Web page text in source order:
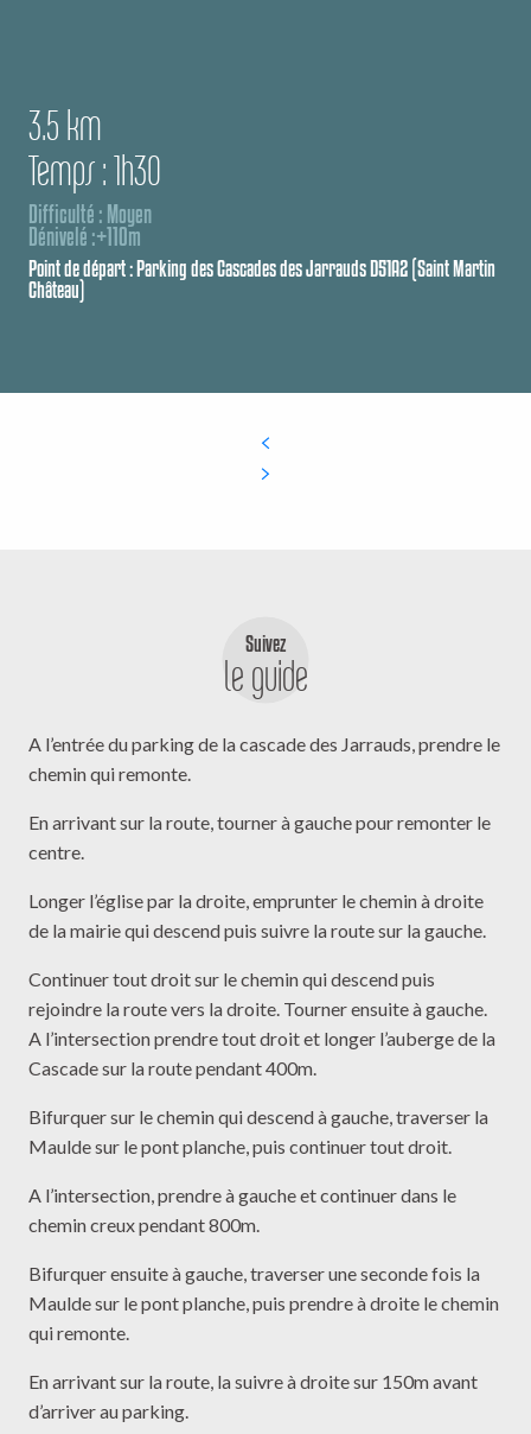
3.5 km
Temps : 1h30
Difficulté : Moyen
Dénivelé :+110m
Point de départ : Parking des Cascades des Jarrauds D51A2 (Saint Martin
Château)
Suivez
le guide
A l’entrée du parking de la cascade des Jarrauds, prendre le
chemin qui remonte.
En arrivant sur la route, tourner à gauche pour remonter le
centre.
Longer l’église par la droite, emprunter le chemin à droite
de la mairie qui descend puis suivre la route sur la gauche.
Continuer tout droit sur le chemin qui descend puis
rejoindre la route vers la droite. Tourner ensuite à gauche.
A l’intersection prendre tout droit et longer l’auberge de la
Cascade sur la route pendant 400m.
Bifurquer sur le chemin qui descend à gauche, traverser la
Maulde sur le pont planche, puis continuer tout droit.
A l’intersection, prendre à gauche et continuer dans le
chemin creux pendant 800m.
Bifurquer ensuite à gauche, traverser une seconde fois la
Maulde sur le pont planche, puis prendre à droite le chemin
qui remonte.
En arrivant sur la route, la suivre à droite sur 150m avant
d’arriver au parking.